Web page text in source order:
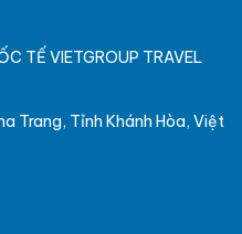
TẾ VIETGROUP TRAVEL
Trang, Tỉnh Khánh Hòa, Việt